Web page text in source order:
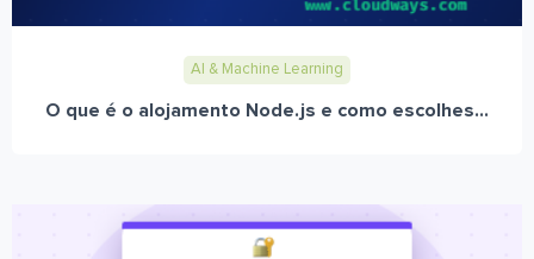
AI & Machine Learning
O que é o alojamento Node.js e como escolhes...